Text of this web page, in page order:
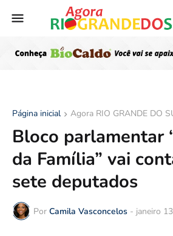
Página inicial Agora RIO GRANDE DO
Bloco parlamentar
da Família” vai
sete deputados
Por Camila Vasconcelos - janeiro